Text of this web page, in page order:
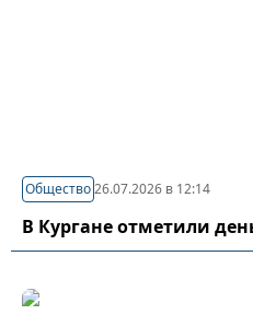
Общество26.07.2026 в 12:14
В Кургане отметили